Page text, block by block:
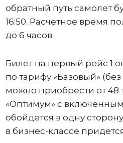
обратный путь самолет
16:50. Расчетное время
до 6 часов.
Билет на первый рейс 1
по тарифу «Базовый»
можно приобрести от 48
«Оптимум» с
обойдется в одну
в бизнес-классе